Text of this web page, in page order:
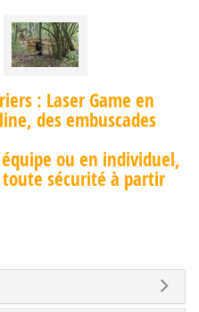
: Laser Game en
des embuscades
ou en individuel,
sécurité à partir